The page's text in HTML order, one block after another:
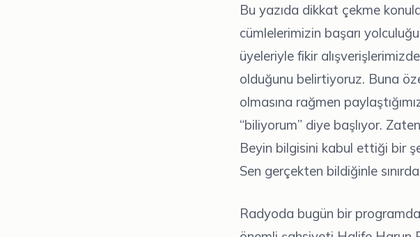
Bu yazıda dikkat çekme
cümlelerimizin başarı
üyeleriyle fikir
olduğunu belirtiyoruz. Buna
olmasına rağmen
“biliyorum” diye başlıyor.
Beyin bilgisini kabul ettiği bir
Sen gerçekten bildiğinle
Radyoda bugün bir